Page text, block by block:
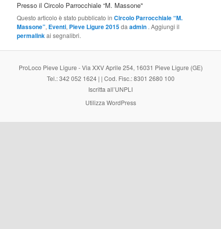
Presso il Circolo Parrocchiale “M. Massone"
Questo articolo è stato pubblicato inCircolo Parrocchiale “M.
Massone”, Eventi, Pieve Ligure 2015daadmin . Aggiungi il
permalink ai segnalibri.
ProLoco Pieve Ligure - Via XXV Aprile 254, 16031 Pieve Ligure (GE)
Tel.: 342 052 1624 | | Cod. Fisc.: 8301 2680 100
Iscritta all’UNPLI
Utilizza WordPress